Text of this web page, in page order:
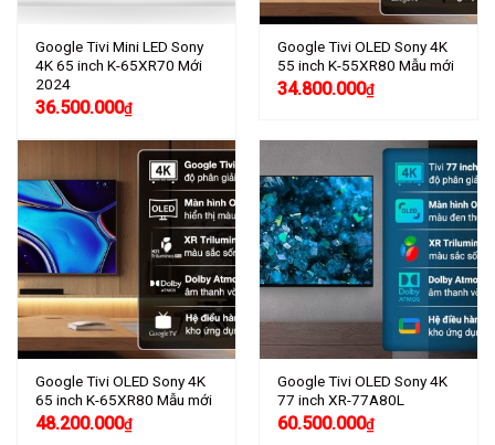
Google Tivi Mini LED Sony
4K 65 inch K-65XR70 Mới
2024
36.500.000₫
Google Tivi OLED Sony 4K
55 inch K-55XR80 Mẫu mới
34.800.000₫
Google Tivi OLED Sony 4K
65 inch K-65XR80 Mẫu mới
48.200.000₫
Google Tivi OLED Sony 4K
77 inch XR-77A80L
60.500.000₫